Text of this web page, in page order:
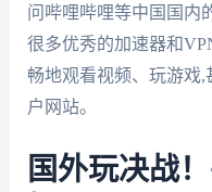
问哔哩哔哩等中国国内
很多优秀的加速器和
畅地观看视频、玩游戏,
户网站。
国外玩决战